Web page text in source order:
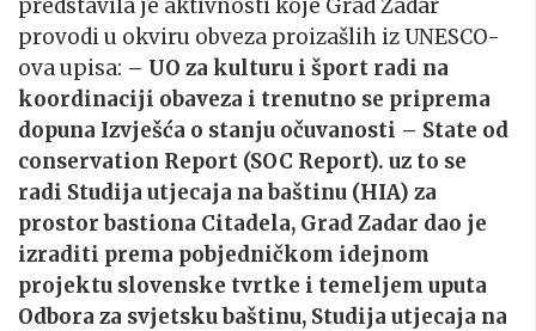
predstavila je aktivnosti koje Grad Zadar
provodi u okviru obveza proizašlih iz UNESCO-
ova upisa: – UO za kulturu i šport radi na
koordinaciji obaveza i trenutno se priprema
dopuna Izvješća o stanju očuvanosti – State od
conservation Report (SOC Report). uz to se
radi Studija utjecaja na baštinu (HIA) za
prostor bastiona Citadela, Grad Zadar dao je
izraditi prema pobjedničkom idejnom
projektu slovenske tvrtke i temeljem uputa
Odbora za svjetsku baštinu, Studija utjecaja na